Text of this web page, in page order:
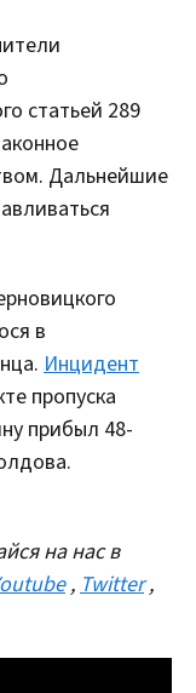
статьей 289
Дальнейшие
в
Инцидент
пропуска
прибыл 48-
на нас в
, Twitter ,